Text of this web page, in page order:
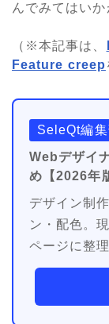
んでみてはいか
（※本記事は、
Feature creep
SeleQt編
Webデザイ
め【2026年
デザイン制
ン・配色。
ページに整